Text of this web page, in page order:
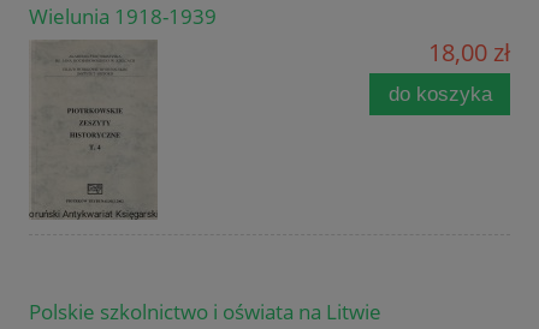
Wielunia 1918-1939
18,00 zł
do koszyka
Polskie szkolnictwo i oświata na Litwie